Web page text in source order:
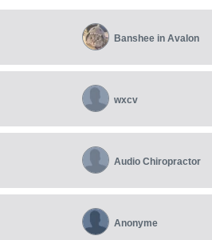
Banshee in Avalon
wxcv
Audio Chiropractor
Anonyme